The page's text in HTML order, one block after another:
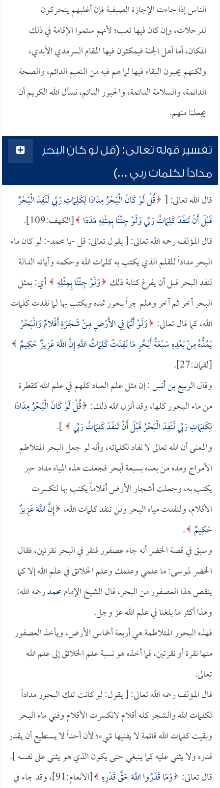
الناس إذا جاءت الإجازة الصيفية فإن أغلبهم يتحركون
للرحلات، وإن كان فيها تعب؛ لأنهم سئموا الإقامة في ذلك
المكان، أما أهل الجنة فيمكثون فيها المقام السرمدي الأبدي،
ولكنهم يحبون البقاء فيها لما هم فيه من النعيم الدائم، والصحة
الدائمة، والسلامة الدائمة، والحبور الدائم، نسأل الله الكريم أن
يجعلنا منهم.
تفسير قوله تعالى: (قل لو كان البحر
مداداً لكلمات ربي ...)
قال الله تعالى: [ قُلْ لَوْ كَانَ الْبَحْرُ مِدَادًا لِكَلِمَاتِ رَبِّي لَنَفِدَ الْبَحْرُ
قَبْلَ أَنْ تَنفَدَ كَلِمَاتُ رَبِّي وَلَوْ جِئْنَا بِمِثْلِهِ مَدَدًا [الكهف:109].
قال المؤلف رحمه الله تعالى: [ يقول تعالى: قل -يا محمد-: لو كان ماء
البحر مداداً للقلم الذي يكتب به كلمات الله وحكمه وآياته الدالة
لنفد البحر قبل أن يفرغ كتابة ذلك وَلَوْ جِئْنَا بِمِثْلِهِ أي: بمثل
البحر آخر ثم آخر وهلم جراً بحور تمده ويكتب بها لما نفدت كلمات
الله، كما قال تعالى: وَلَوْ أَنَّمَا فِي الأَرْضِ مِنْ شَجَرَةٍ أَقْلامٌ وَالْبَحْرُ
يَمُدُّهُ مِنْ بَعْدِهِ سَبْعَةُ أَبْحُرٍ مَا نَفِدَتْ كَلِمَاتُ اللَّهِ إِنَّ اللَّهَ عَزِيزٌ حَكِيمٌ
[لقمان:27].
وقالالربيع بن أنس: إن مثل علم العباد كلهم في علم الله كقطرة
من ماء البحور كلها، وقد أنزل الله ذلك: قُلْ لَوْ كَانَ الْبَحْرُ مِدَادًا
لِكَلِمَاتِ رَبِّي لَنَفِدَ الْبَحْرُ قَبْلَ أَنْ تَنفَدَ كَلِمَاتُ رَبِّي ].
والمعنى أن الله تعالى لا نفاد لكلماته، وأنه لو جعل البحر المتلاطم
الأمواج ومده من بعده بسبعة أبحر فجعلت هذه المياه مداد حبر
يكتب به، وجعلت أشجار الأرض أقلاماً يكتب بها لتكسرت
الأقلام، ولنفدت مياه البحر ولن تنفد كلمات الله، إِنَّ اللَّهَ عَزِيزٌ
حَكِيمٌ .
وسبق في قصة الخضر أنه جاء عصفور فنقر في البحر نقرتين، فقال
الخضر لموسى: ما علمي وعلمك وعلم الخلائق في علم الله إلا كما
ينقص هذا العصفور من البحر، قال الشيخ الإماممحمدرحمه الله:
وهذا أكثر ما بلغنا في علم الله عز وجل.
فهذه البحور المتلاطمة هي أربعة أخماس الأرض، ويأخذ العصفور
منها نقرة أو نقرتين، فما أخذه هو نسبة علم الخلائق إلى علم الله
تعالى.
قال المؤلف رحمه الله تعالى: [ يقول: لو كانت تلك البحور مداداً
لكلمات الله والشجر كله أقلام لانكسرت الأقلام وفني ماء البحر
وبقيت كلمات الله قائمة لا يفنيها شيء؛ لأن أحداً لا يستطيع أن يقدر
قدره ولا يثني عليه كما ينبغي حتى يكون الذي هو يثني على نفسه ].
قال تعالى: وَمَا قَدَرُوا اللَّهَ حَقَّ قَدْرِهِ
[الأنعام:91]، وقد جاء في